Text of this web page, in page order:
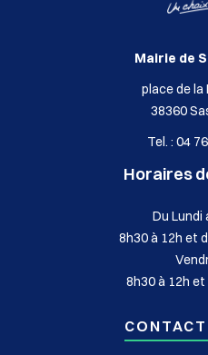
Mairie de
place de la
38360
Tel. : 04
Horaires
Du Lundi
8h30 à 12h et
8h30 à 12h et